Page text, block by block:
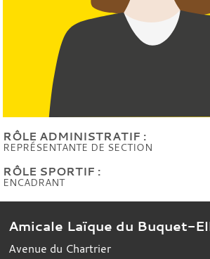
RÔLE ADMINISTRATIF :
REPRÉSENTANTE DE SECTION
RÔLE SPORTIF :
ENCADRANT
Amicale Laïque du Buquet-
Avenue du Chartrier